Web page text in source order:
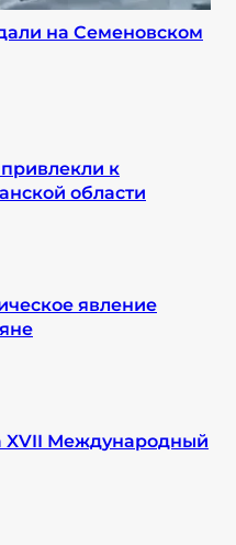
на Семеновском
привлекли к
области
явление
XVII Международный